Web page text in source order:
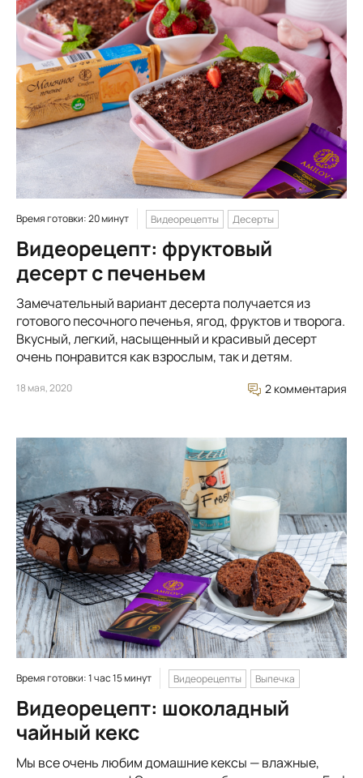
Время готовки: 20 минут Видеорецепты Десерты
Видеорецепт: фруктовый
десерт с печеньем
Замечательный вариант десерта получается из
готового песочного печенья, ягод, фруктов и творога.
Вкусный, легкий, насыщенный и красивый десерт
очень понравится как взрослым, так и детям.
18 мая, 2020 2 комментария
Время готовки: 1 час 15 минут Видеорецепты Выпечка
Видеорецепт: шоколадный
чайный кекс
Мы все очень любим домашние кексы — влажные,